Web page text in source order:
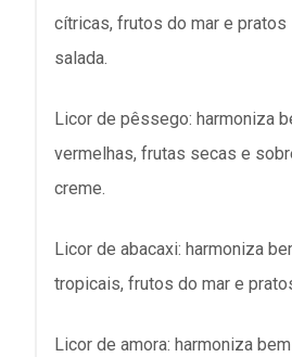
cítricas, frutos do mar e
salada.
Licor de pêssego: harmoniza
vermelhas, frutas secas e
creme.
Licor de abacaxi: harmoniza
tropicais, frutos do mar e
Licor de amora: harmoniza